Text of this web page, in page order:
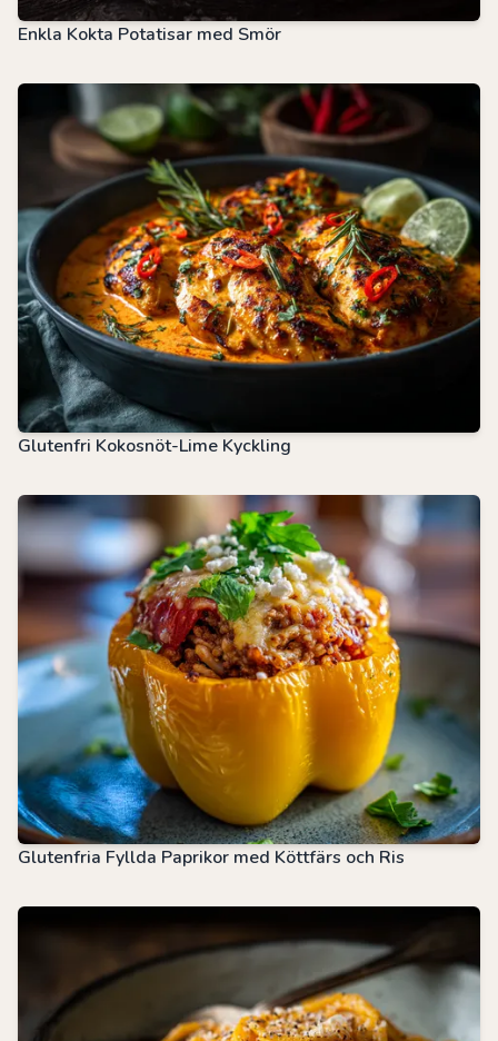
Enkla Kokta Potatisar med Smör
Glutenfri Kokosnöt-Lime Kyckling
Glutenfria Fyllda Paprikor med Köttfärs och Ris